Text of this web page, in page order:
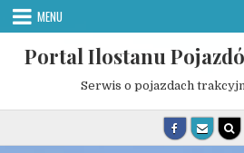
Skip
MENU
Portal Ilostanu
Serwis o pojazdach